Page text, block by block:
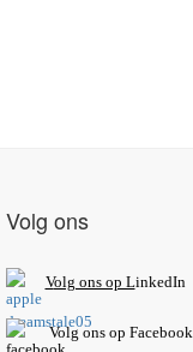
Volg ons
Volg ons op LinkedIn
Volg ons op Facebook